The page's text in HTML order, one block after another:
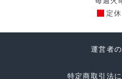
定
運営者
特定商取引法